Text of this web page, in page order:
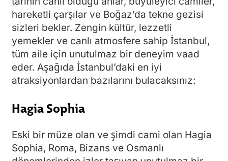
hareketli çarşılar ve Boğaz’da tekne gezisi
sizleri bekler. Zengin kültür, lezzetli
yemekler ve canlı atmosfere sahip İstanbul,
tüm aile için unutulmaz bir deneyim vaad
eder. Aşağıda İstanbul’daki en iyi
atraksiyonlardan bazılarını bulacaksınız:
Hagia Sophia
Eski bir müze olan ve şimdi cami olan Hagia
Sophia, Roma, Bizans ve Osmanlı